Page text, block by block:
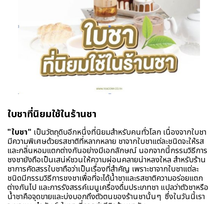
ใบชาที่นิยมใช้ในร้านชา
"ใบชา" เป็นวัตถุดิบอีกหนึ่งที่นิยมสำหรับคนทั่วโลก เนื่องจากใบชา
มีความพิเศษด้วยรสชาติที่หลากหลาย ชาจากใบชาแต่ละชนิดจะให้รส
และกลิ่นหอมแตกต่างกันอย่างมีเอกลักษณ์ นอกจากนี้กรรมวิธีการ
ชงชายังถือเป็นเสน่ห์ชวนให้ความผ่อนคลายน่าหลงใหล สำหรับร้าน
ชาการคัดสรรใบชาถือว่าเป็นเรื่องที่สำคัญ เพราะชาจากใบชาแต่ละ
ชนิดมีกรรมวิธีการชงชาเพื่อที่จะได้น้ำชาและรสชาติความอร่อยแตก
ต่างกันไป และการรังสรรค์เมนูเครื่องดื่มประเภทชา แปลว่าตัวชาหรือ
น้ำชาคือจุดขายและบ่งบอกถึงตัวตนของร้านชานั้นๆ ซึ่งในวันนี้เรา